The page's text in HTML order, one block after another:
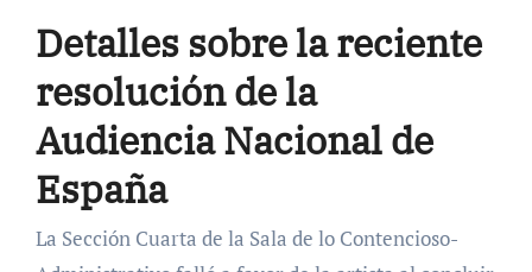
Detalles sobre la reciente
resolución de la
Audiencia Nacional de
España
La Sección Cuarta de la Sala de lo Contencioso-